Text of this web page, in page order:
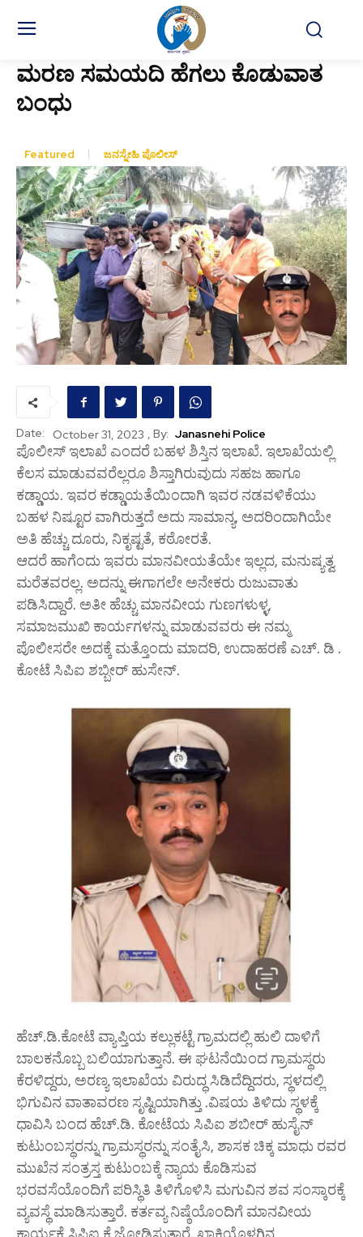
ಮರಣ ಸಮಯದಿ ಹೆಗಲು ಕೊಡುವಾತ
ಬಂಧು
Featured ಜನಸ್ನೇಹಿ ಪೊಲೀಸ್
Date: October 31, 2023 , By: Janasnehi Police
ಪೊಲೀಸ್ ಇಲಾಖೆ ಎಂದರೆ ಬಹಳ ಶಿಸ್ತಿನ ಇಲಾಖೆ. ಇಲಾಖೆಯಲ್ಲಿ
ಕೆಲಸ ಮಾಡುವವರೆಲ್ಲರೂ ಶಿಸ್ತಾಗಿರುವುದು ಸಹಜ ಹಾಗೂ
ಕಡ್ಡಾಯ. ಇವರ ಕಡ್ಡಾಯತೆಯಿಂದಾಗಿ ಇವರ ನಡವಳಿಕೆಯು
ಬಹಳ ನಿಷ್ಟೂರ ವಾಗಿರುತ್ತದೆ ಅದು ಸಾಮಾನ್ಯ, ಅದರಿಂದಾಗಿಯೇ
ಅತಿ ಹೆಚ್ಚು ದೂರು, ನಿಕೃಷ್ಟತೆ, ಕಠೋರತೆ.
ಆದರೆ ಹಾಗೆಂದು ಇವರು ಮಾನವೀಯತೆಯೇ ಇಲ್ಲದ, ಮನುಷ್ಯತ್ವ
ಮರೆತವರಲ್ಲ. ಅದನ್ನು ಈಗಾಗಲೇ ಅನೇಕರು ರುಜುವಾತು
ಪಡಿಸಿದ್ದಾರೆ. ಅತೀ ಹೆಚ್ಚು ಮಾನವೀಯ ಗುಣಗಳುಳ್ಳ,
ಸಮಾಜಮುಖಿ ಕಾರ್ಯಗಳನ್ನು ಮಾಡುವವರು ಈ ನಮ್ಮ
ಪೊಲೀಸರೇ ಅದಕ್ಕೆ ಮತ್ತೊಂದು ಮಾದರಿ, ಉದಾಹರಣೆ ಎಚ್. ಡಿ .
ಕೋಟೆ ಸಿಪಿಐ ಶಬ್ಬೀರ್ ಹುಸೇನ್.
ಹೆಚ್.ಡಿ.ಕೋಟೆ ವ್ಯಾಪ್ತಿಯ ಕಲ್ಲುಕಟ್ಟೆ ಗ್ರಾಮದಲ್ಲಿ ಹುಲಿ ದಾಳಿಗೆ
ಬಾಲಕನೊಬ್ಬ ಬಲಿಯಾಗುತ್ತಾನೆ. ಈ ಘಟನೆಯಿಂದ ಗ್ರಾಮಸ್ಥರು
ಕೆರಳಿದ್ದರು, ಅರಣ್ಯ ಇಲಾಖೆಯ ವಿರುದ್ಧ ಸಿಡಿದೆದ್ದಿದರು, ಸ್ಥಳದಲ್ಲಿ
ಭಿಗುವಿನ ವಾತಾವರಣ ಸೃಷ್ಟಿಯಾಗಿತ್ತು .ವಿಷಯ ತಿಳಿದು ಸ್ಥಳಕ್ಕೆ
ಧಾವಿಸಿ ಬಂದ ಹೆಚ್.ಡಿ. ಕೋಟೆಯ ಸಿಪಿಐ ಶಬೀರ್ ಹುಸೈನ್
ಕುಟುಂಬಸ್ಥರನ್ನು ಗ್ರಾಮಸ್ಥರನ್ನು ಸಂತೈಸಿ, ಶಾಸಕ ಚಿಕ್ಕ ಮಾಧು ರವರ
ಮುಖೆನ ಸಂತ್ರಸ್ತ ಕುಟುಂಬಕ್ಕೆ ನ್ಯಾಯ ಕೊಡಿಸುವ
ಭರವಸೆಯೊಂದಿಗೆ ಪರಿಸ್ಥಿತಿ ತಿಳಿಗೊಳಿಸಿ ಮಗುವಿನ ಶವ ಸಂಸ್ಕಾರಕ್ಕೆ
ವ್ಯವಸ್ಥೆ ಮಾಡಿಸುತ್ತಾರೆ. ಕರ್ತವ್ಯ ನಿಷ್ಠೆಯೊಂದಿಗೆ ಮಾನವೀಯ